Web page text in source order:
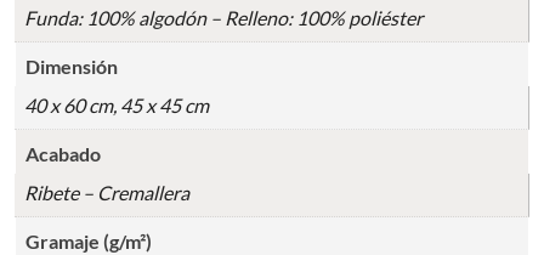
Funda: 100% algodón – Relleno: 100% poliéster
Dimensión
40 x 60 cm, 45 x 45 cm
Acabado
Ribete – Cremallera
Gramaje (g/m²)